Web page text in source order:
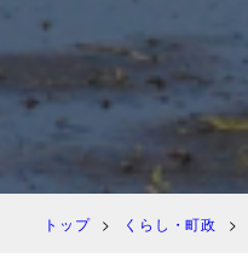
トップ くらし・町政